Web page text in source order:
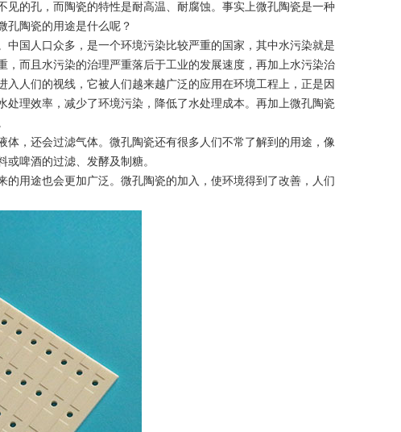
的孔，而陶瓷的特性是耐高温、耐腐蚀。事实上微孔陶瓷是一种
孔陶瓷的用途是什么呢？
国人口众多，是一个环境污染比较严重的国家，其中水污染就是
而且水污染的治理严重落后于工业的发展速度，再加上水污染治
人们的视线，它被人们越来越广泛的应用在环境工程上，正是因
理效率，减少了环境污染，降低了水处理成本。再加上微孔陶瓷
，还会过滤气体。微孔陶瓷还有很多人们不常了解到的用途，像
啤酒的过滤、发酵及制糖。
用途也会更加广泛。微孔陶瓷的加入，使环境得到了改善，人们